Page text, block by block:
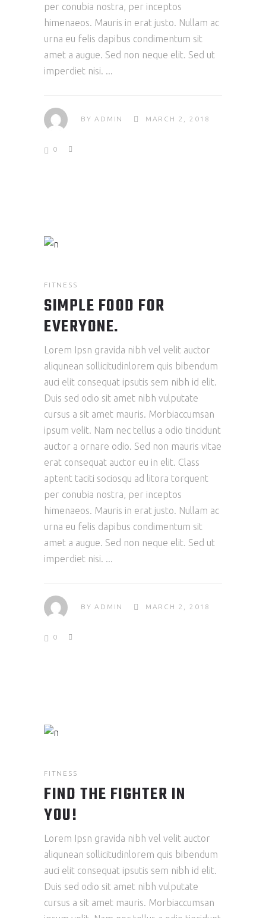
per conubia nostra, per inceptos
himenaeos. Mauris in erat justo. Nullam ac
urna eu felis dapibus condimentum sit
amet a augue. Sed non neque elit. Sed ut
imperdiet nisi.
BYADMIN MARCH 2, 2018
0
FITNESS
SIMPLE FOOD FOR
EVERYONE.
Lorem Ipsn gravida nibh vel velit auctor
aliqunean sollicitudinlorem quis bibendum
auci elit consequat ipsutis sem nibh id elit.
Duis sed odio sit amet nibh vulputate
cursus a sit amet mauris. Morbiaccumsan
ipsum velit. Nam nec tellus a odio tincidunt
auctor a ornare odio. Sed non mauris vitae
erat consequat auctor eu in elit. Class
aptent taciti sociosqu ad litora torquent
per conubia nostra, per inceptos
himenaeos. Mauris in erat justo. Nullam ac
urna eu felis dapibus condimentum sit
amet a augue. Sed non neque elit. Sed ut
imperdiet nisi.
BYADMIN MARCH 2, 2018
0
FITNESS
FIND THE FIGHTER IN
YOU!
Lorem Ipsn gravida nibh vel velit auctor
aliqunean sollicitudinlorem quis bibendum
auci elit consequat ipsutis sem nibh id elit.
Duis sed odio sit amet nibh vulputate
cursus a sit amet mauris. Morbiaccumsan